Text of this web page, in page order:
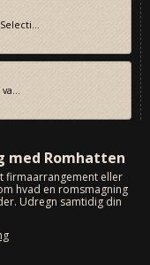
med Romhatten
firmaarrangement eller
hvad en romsmagning
Udregn samtidig din